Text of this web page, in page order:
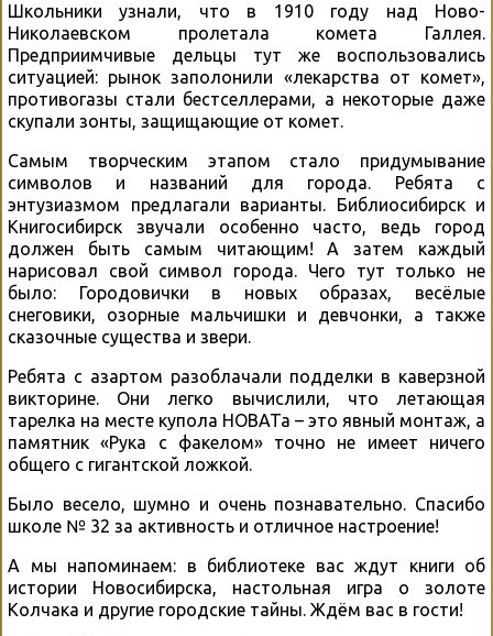
Школьники узнали, что в 1910 году над Ново-
Николаевском пролетала комета Галлея.
Предприимчивые дельцы тут же воспользовались
ситуацией: рынок заполонили «лекарства от комет»,
противогазы стали бестселлерами, а некоторые даже
скупали зонты, защищающие от комет.
Самым творческим этапом стало придумывание
символов и названий для города. Ребята с
энтузиазмом предлагали варианты. Библиосибирск и
Книгосибирск звучали особенно часто, ведь город
должен быть самым читающим! А затем каждый
нарисовал свой символ города. Чего тут только не
было: Городовички в новых образах, весёлые
снеговики, озорные мальчишки и девчонки, а также
сказочные существа и звери.
Ребята с азартом разоблачали подделки в каверзной
викторине. Они легко вычислили, что летающая
тарелка на месте купола НОВАТа – это явный монтаж, а
памятник «Рука с факелом» точно не имеет ничего
общего с гигантской ложкой.
Было весело, шумно и очень познавательно. Спасибо
школе № 32 за активность и отличное настроение!
А мы напоминаем: в библиотеке вас ждут книги об
истории Новосибирска, настольная игра о золоте
Колчака и другие городские тайны. Ждём вас в гости!